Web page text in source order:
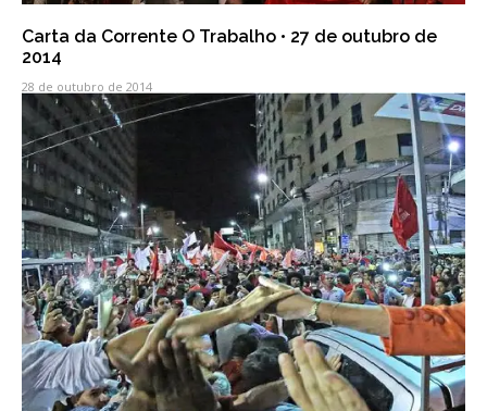
Carta da Corrente O Trabalho • 27 de outubro de
2014
28 de outubro de 2014